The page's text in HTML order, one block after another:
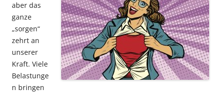
aber das
ganze
„sorgen“
zehrt an
unserer
Kraft. Viele
Belastunge
n bringen